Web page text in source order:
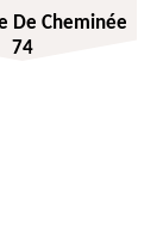
De Cheminée
74